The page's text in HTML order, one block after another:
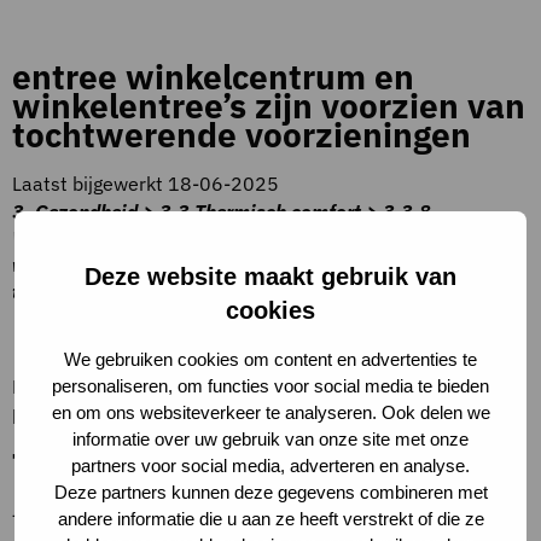
Deze website maakt gebruik van
cookies
We gebruiken cookies om content en advertenties te
personaliseren, om functies voor social media te bieden
en om ons websiteverkeer te analyseren. Ook delen we
informatie over uw gebruik van onze site met onze
partners voor social media, adverteren en analyse.
Deze partners kunnen deze gegevens combineren met
andere informatie die u aan ze heeft verstrekt of die ze
entree winkelcentrum en
winkelentree’s zijn voorzien van
tochtwerende voorzieningen
Laatst bijgewerkt 18-06-2025
3. Gezondheid > 3.3 Thermisch comfort > 3.3.8
winkelcentrum en winkelentree’s zijn voorzien van
tochtwerende voorzieningen
Entree’s zijn voorzien van tourniquets, tochtsluizen of
hittegordijn.
Toelichting op criteria
–